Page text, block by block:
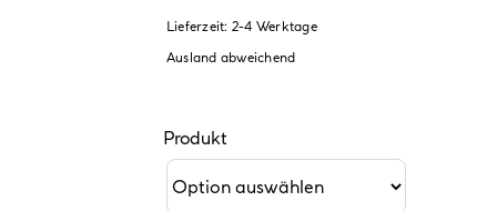
Lieferzeit: 2-4 Werktage
Ausland abweichend
Produkt